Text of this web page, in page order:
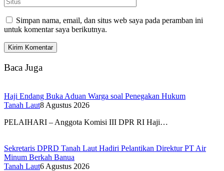
Simpan nama, email, dan situs web saya pada peramban ini
untuk komentar saya berikutnya.
Baca Juga
Haji Endang Buka Aduan Warga soal Penegakan Hukum
Tanah Laut8 Agustus 2026
PELAIHARI – Anggota Komisi III DPR RI Haji…
Sekretaris DPRD Tanah Laut Hadiri Pelantikan Direktur PT Air
Minum Berkah Banua
Tanah Laut6 Agustus 2026